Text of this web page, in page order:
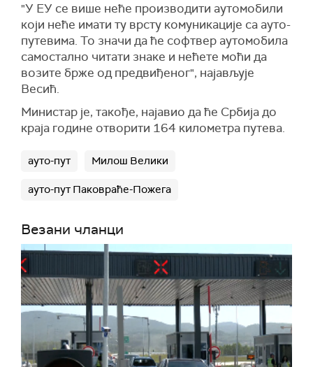
"У ЕУ се више неће производити аутомобили
који неће имати ту врсту комуникације са ауто-
путевима. То значи да ће софтвер аутомобила
самостално читати знаке и нећете моћи да
возите брже од предвиђеног", најављује
Весић.
Министар је, такође, најавио да ће Србија до
краја године отворити 164 километра путева.
ауто-пут Милош Велики
ауто-пут Паковраће-Пожега
Везани чланци